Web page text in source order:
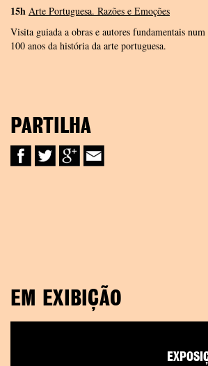
15h Arte Portuguesa. Razões e Emoções
Visita guiada a obras e autores fundamentais
100 anos da história da arte portuguesa.
PARTILHA
EM EXIBIÇÃO